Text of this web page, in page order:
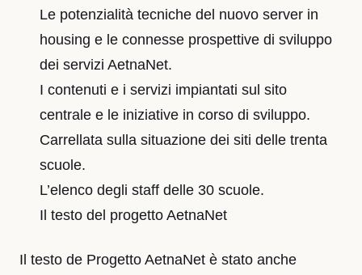
Le potenzialità tecniche del nuovo server in
housing e le connesse prospettive di sviluppo
dei servizi AetnaNet.
I contenuti e i servizi impiantati sul sito
centrale e le iniziative in corso di sviluppo.
Carrellata sulla situazione dei siti delle trenta
scuole.
L’elenco degli staff delle 30 scuole.
Il testo del progetto AetnaNet
Il testo de Progetto AetnaNet è stato anche